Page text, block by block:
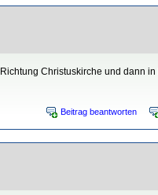
Christuskirche und dann in
Beitrag beantworten